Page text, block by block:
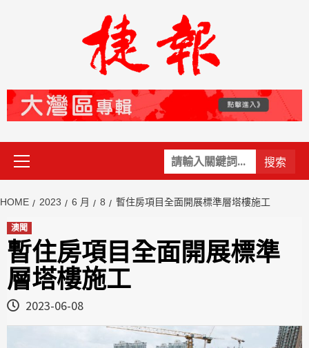
關
鍵
Primary
Menu
HOME 2023 6 月 8 暫住房項目全面開展標準層塔樓施工
澳聞
暫住房項目全面開展標準
層塔樓施工
2023-06-08